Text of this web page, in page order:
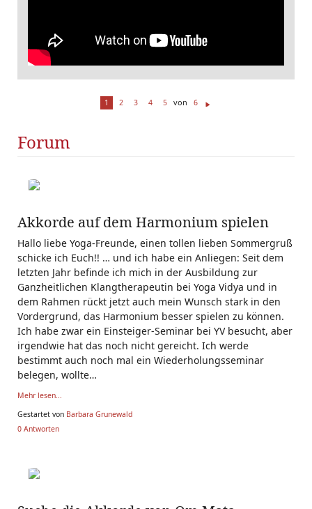
1 2 3 4 5 von 6
Forum
Akkorde auf dem Harmonium spielen
Hallo liebe Yoga-Freunde, einen tollen lieben Sommergruß
schicke ich Euch!! … und ich habe ein Anliegen: Seit dem
letzten Jahr befinde ich mich in der Ausbildung zur
Ganzheitlichen Klangtherapeutin bei Yoga Vidya und in
dem Rahmen rückt jetzt auch mein Wunsch stark in den
Vordergrund, das Harmonium besser spielen zu können.
Ich habe zwar ein Einsteiger-Seminar bei YV besucht, aber
irgendwie hat das noch nicht gereicht. Ich werde
bestimmt auch noch mal ein Wiederholungsseminar
belegen, wollte…
Mehr lesen...
Gestartet von Barbara Grunewald
0 Antworten